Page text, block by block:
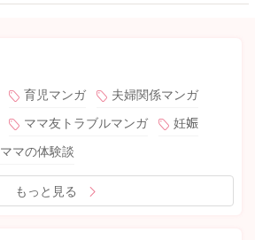
育児マンガ
夫婦関係マンガ
ママ友トラブルマンガ
妊娠
ママの体験談
もっと見る